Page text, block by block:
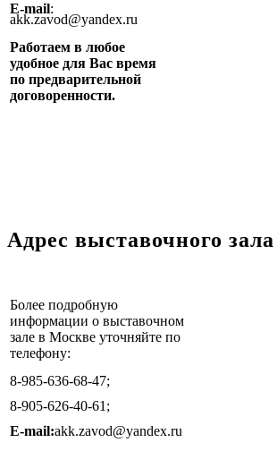
Е-mail:
akk.zavod@yandex.ru
Работаем в любое
удобное для Вас время
по предварительной
договоренности.
Адрес выставочного
Более подробную
информации о выставочном
зале в Москве уточняйте по
телефону:
8-985-636-68-47;
8-905-626-40-61;
Е-mail:akk.zavod@yandex.ru